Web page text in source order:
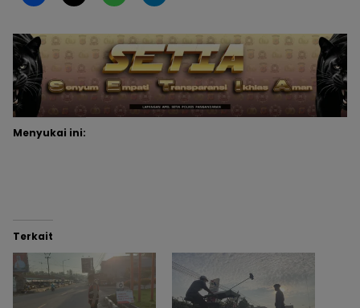
Menyukai ini:
Terkait